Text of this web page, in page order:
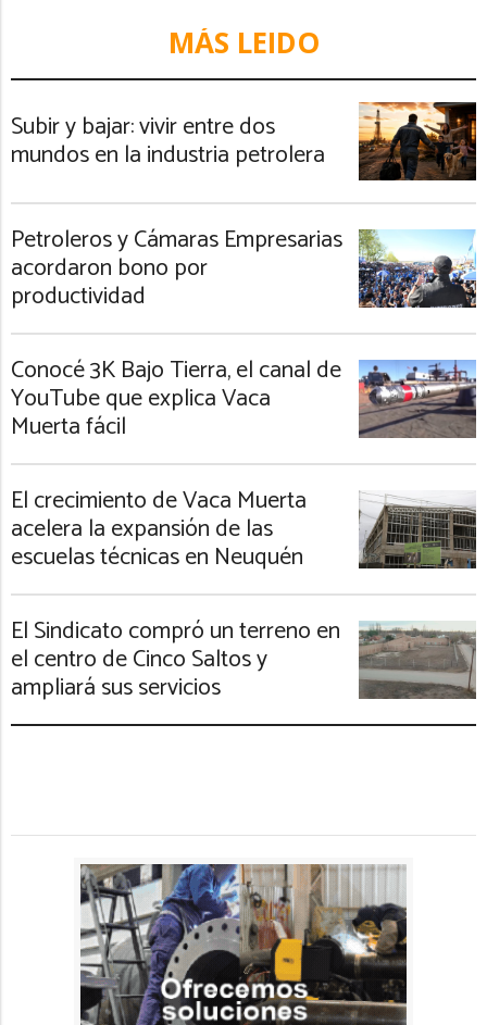
MÁS LEIDO
Subir y bajar: vivir entre dos
mundos en la industria petrolera
Petroleros y Cámaras Empresarias
acordaron bono por
productividad
Conocé 3K Bajo Tierra, el canal de
YouTube que explica Vaca
Muerta fácil
El crecimiento de Vaca Muerta
acelera la expansión de las
escuelas técnicas en Neuquén
El Sindicato compró un terreno en
el centro de Cinco Saltos y
ampliará sus servicios